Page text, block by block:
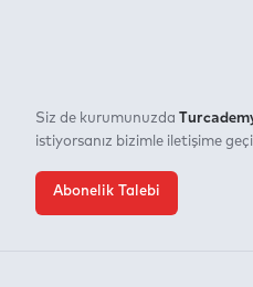
Siz de kurumunuzda
istiyorsanız bizimle iletişime
Abonelik Talebi